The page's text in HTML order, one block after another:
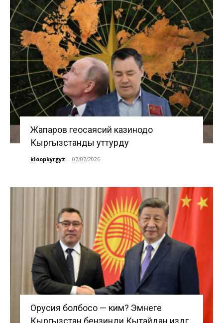
Жапаров геосаясий казинодо
Кыргызстанды уттурду
kloopkyrgyz - 07/07/2026
Орусия болбосо — ким? Эмнеге
Кыргызстан бензинди Кытайдан издөөгө